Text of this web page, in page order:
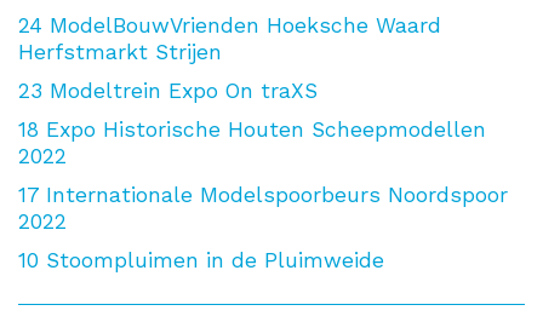
24 ModelBouwVrienden Hoeksche Waard
Herfstmarkt Strijen
23 Modeltrein Expo On traXS
18 Expo Historische Houten Scheepmodellen
2022
17 Internationale Modelspoorbeurs Noordspoor
2022
10 Stoompluimen in de Pluimweide